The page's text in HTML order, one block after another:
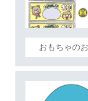
おもちゃの